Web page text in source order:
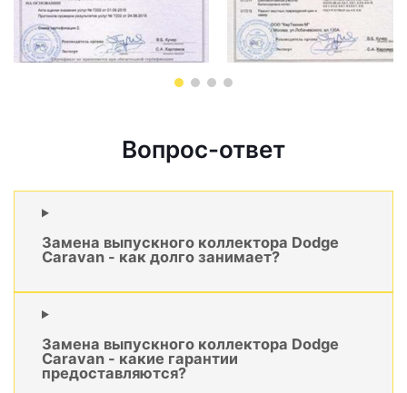
Вопрос-ответ
Замена выпускного коллектора Dodge
Caravan - как долго занимает?
Замена выпускного коллектора Dodge
Caravan - какие гарантии
предоставляются?